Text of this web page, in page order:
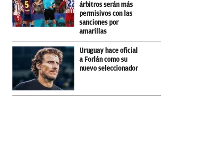
árbitros serán más
permisivos con las
sanciones por
amarillas
Uruguay hace oficial
a Forlán como su
nuevo seleccionador